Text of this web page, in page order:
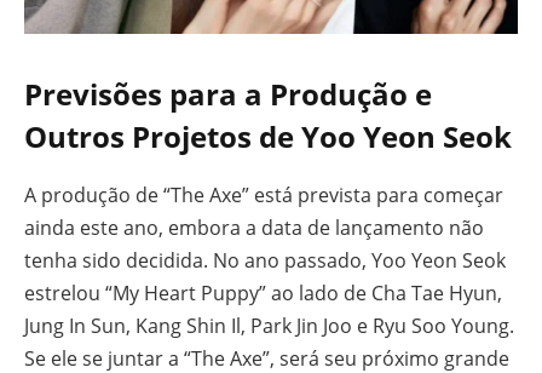
Previsões para a Produção e
Outros Projetos de Yoo Yeon Seok
A produção de “The Axe” está prevista para começar
ainda este ano, embora a data de lançamento não
tenha sido decidida. No ano passado, Yoo Yeon Seok
estrelou “My Heart Puppy” ao lado de Cha Tae Hyun,
Jung In Sun, Kang Shin Il, Park Jin Joo e Ryu Soo Young.
Se ele se juntar a “The Axe”, será seu próximo grande